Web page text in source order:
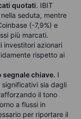
quotati. IBIT
seduta, mentre
(-7,9%) e
più marcati.
investitori azionari
rispetto ai
segnale chiave. I
sia dagli
il tono
a flussi in
per riportare il